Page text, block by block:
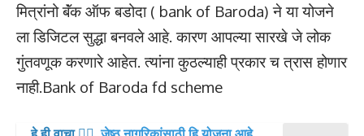
मित्रांनो बॅंक ऑफ बडोदा ( bank of Baroda) ने या योजने
ला डिजिटल सुद्धा बनवले आहे. कारण आपल्या सारखे जे लोक
गुंतवणूक करणारे आहेत. त्यांना कुठल्याही प्रकार च त्रास होणार
नाही.Bank of Baroda fd scheme